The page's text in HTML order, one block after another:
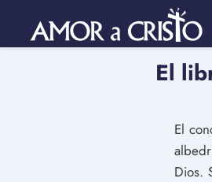
El
El
Dios.